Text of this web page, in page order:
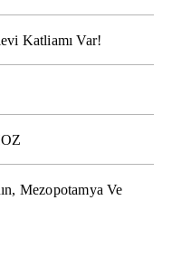
Katliamı Var!
Mezopotamya Ve